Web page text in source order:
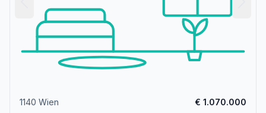
1140 Wien € 1.070.000